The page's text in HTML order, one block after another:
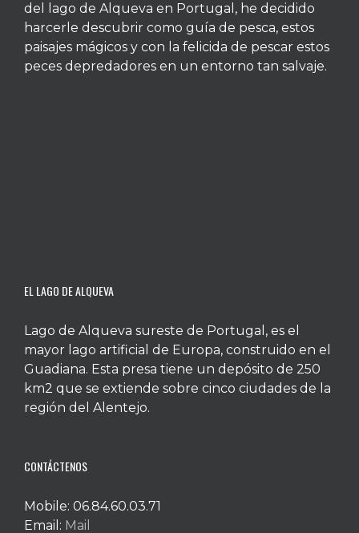
del lago de Alqueva en Portugal, he decidido
harcerle descubrir como guía de pesca, estos
paisajes mágicos y con la felicida de pescar estos
peces depredadores en un entorno tan salvaje.
EL LAGO DE ALQUEVA
Lago de Alqueva sureste de Portugal, es el
mayor lago artificial de Europa, construido en el
Guadiana. Esta presa tiene un depósito de 250
km2 que se extiende sobre cinco ciudades de la
región del Alentejo.
CONTÁCTENOS
Mobile: 06.84.60.03.71
Email: Mail